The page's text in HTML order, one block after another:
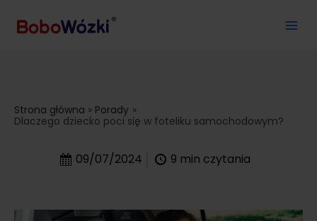
Strona główna
Porady
Dlaczego dziecko poci się w foteliku samochodowym?
09/07/2024 9 min czytania